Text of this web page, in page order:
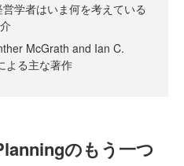
営学者はいま何を考えている
McGrath and Ian C.
よる主な著作
のもう一つ